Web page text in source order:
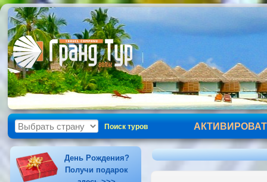
Поиск туров
День Рождения?
Получи подарок